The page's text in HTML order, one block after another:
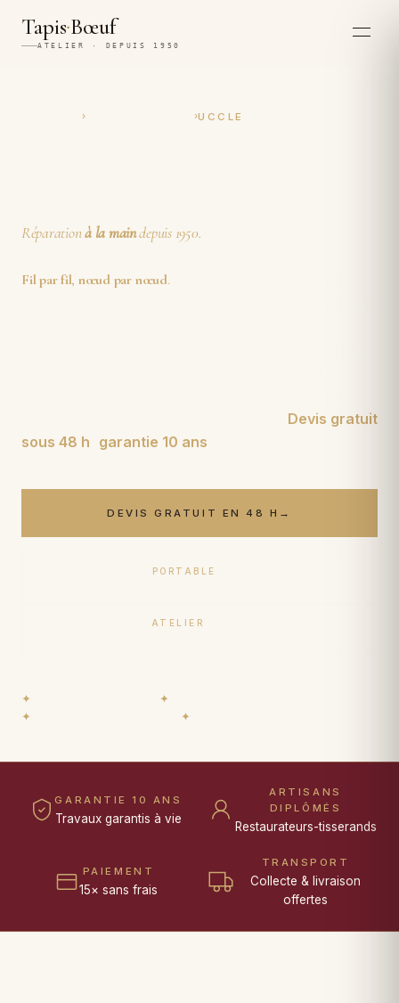
Tapis·Bœuf
ATELIER · DEPUIS 1950
›RESTAURATION›UCCLE
Réparationà la maindepuis 1950.
Fil par fil, nœud par nœud.
Devis gratuit
sous 48 h garantie 10 ans
DEVIS GRATUIT EN 48 H →
PORTABLE
ATELIER
✦ ✦
✦
✦
GARANTIE 10 ANS
Travaux garantis à vie
ARTISANS
DIPLÔMÉS
Restaurateurs-tisserands
PAIEMENT
15× sans frais
TRANSPORT
Collecte & livraison
offertes